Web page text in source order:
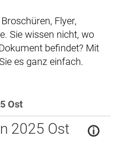
Flyer,
Sie wissen nicht, wo
befindet? Mit
es ganz einfach.
Ost
2025 Ost